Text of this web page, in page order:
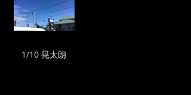
1/10 晃太朗